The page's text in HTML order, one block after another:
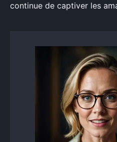
continue de captiver les